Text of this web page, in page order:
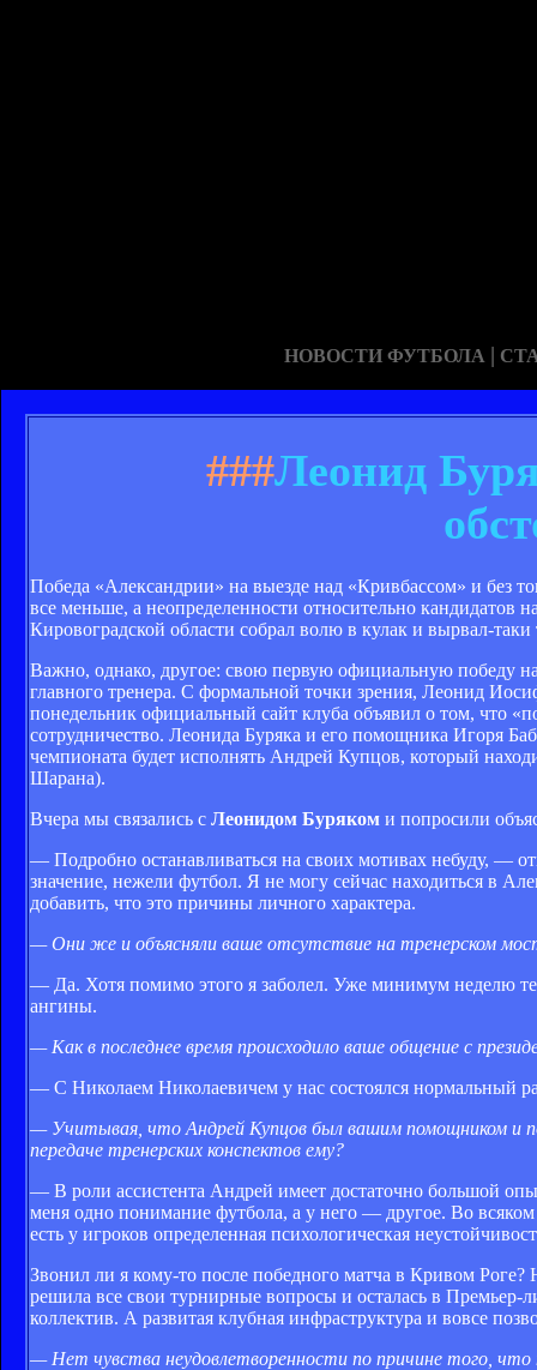
НОВОСТИ ФУТБОЛА |
###Леонид
Победа «Александрии» на выезде над «Кривбассом» и без
все меньше, а неопределенности относительно кандидатов
Кировоградской области собрал волю в кулак и вырвал-
Важно, однако, другое: свою первую официальную победу
главного тренера. С формальной точки зрения, Леонид
понедельник официальный сайт клуба объявил о том, что
сотрудничество. Леонида Буряка и его помощника Игоря
чемпионата будет исполнять Андрей Купцов, который
Шарана).
Вчера мы связались с Леонидом Буряком и попросили
— Подробно останавливаться на своих мотивах небуду, —
значение, нежели футбол. Я не могу сейчас находиться в
добавить, что это причины личного характера.
— Они же и объясняли ваше отсутствие на тренерском
— Да. Хотя помимо этого я заболел. Уже минимум неделю
ангины.
— Как в последнее время происходило ваше общение с
— С Николаем Николаевичем у нас состоялся нормальный
— Учитывая, что Андрей Купцов был вашим помощником и
передаче тренерских конспектов ему?
— В роли ассистента Андрей имеет достаточно большой
меня одно понимание футбола, а у него — другое. Во
есть у игроков определенная психологическая
Звонил ли я кому-то после победного матча в Кривом
решила все свои турнирные вопросы и осталась в
коллектив. А развитая клубная инфраструктура и вовсе
— Нет чувства неудовлетворенности по причине того, что